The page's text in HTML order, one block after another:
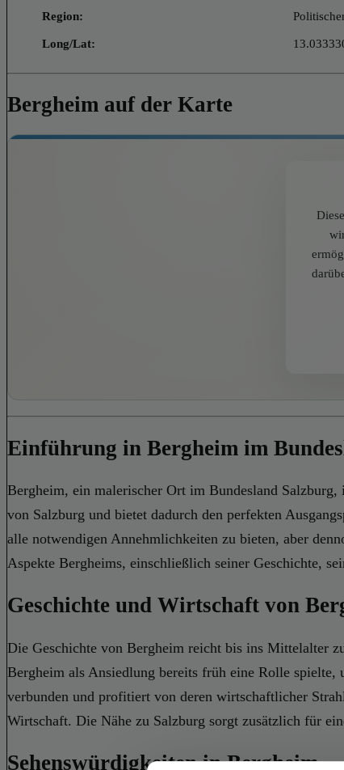
Region:
Long/Lat:
Bergheim auf der Karte
Einführung in Bergheim im
Bergheim, ein malerischer Ort im Bundesland
von Salzburg und bietet dadurch den perfekten
alle notwendigen Annehmlichkeiten zu bieten, aber
Aspekte Bergheims, einschließlich seiner Geschichte,
Geschichte und Wirtschaft von
Die Geschichte von Bergheim reicht bis ins Mittelalter
Bergheim als Ansiedlung bereits früh eine Rolle
verbunden und profitiert von deren wirtschaftlicher
Wirtschaft. Die Nähe zu Salzburg sorgt zusätzlich für
Sehenswürdigkeiten in Bergheim